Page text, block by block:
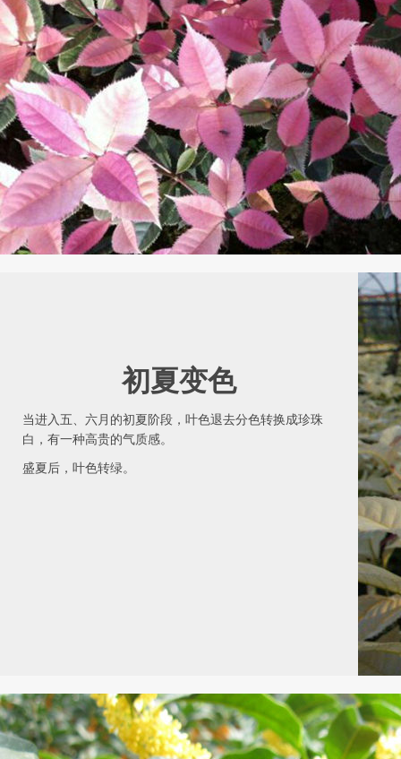
初夏变色
当进入五、六月的初夏阶段，叶色退去分色转换成珍珠
白，有一种高贵的气质感。
盛夏后，叶色转绿。